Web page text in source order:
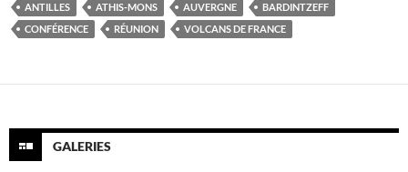
ANTILLES ATHIS-MONS AUVERGNE
BARDINTZEFF
CONFÉRENCE
RÉUNION VOLCANS DE FRANCE
GALERIES